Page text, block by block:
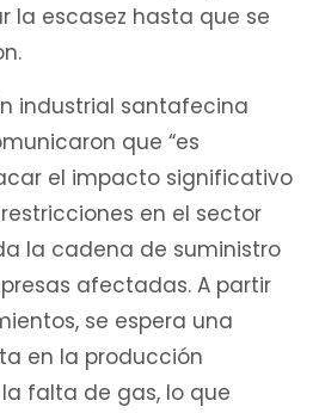
la escasez hasta que se
industrial santafecina
que “es
el impacto significativo
en el sector
la cadena de suministro
afectadas. A partir
se espera una
en la producción
falta de gas, lo que